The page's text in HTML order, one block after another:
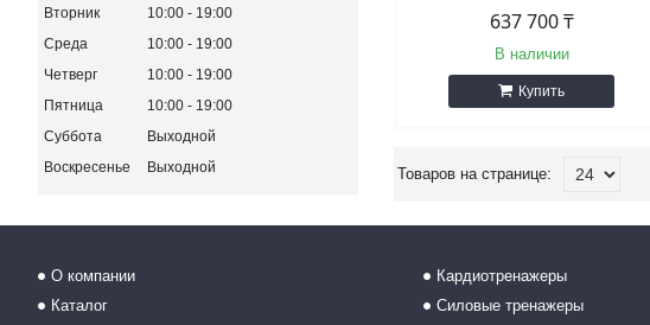
637 700 ₸
В наличии
Купить
Вторник
10:00
19:00
Среда
10:00
19:00
Четверг
10:00
19:00
Пятница
10:00
19:00
Суббота
Выходной
Воскресенье
Выходной
О компании
Каталог
Кардиотренажеры
Силовые тренажеры